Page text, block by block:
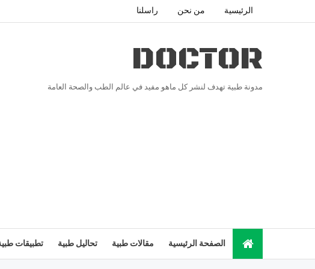
الرئيسية من نحن راسلنا
DOCTOR
مدونة طبية تهدف لنشر كل ماهو مفيد في عالم الطب والصحة العامة
الصفحة الرئيسية مقالات طبية تحاليل طبية تطبيقات